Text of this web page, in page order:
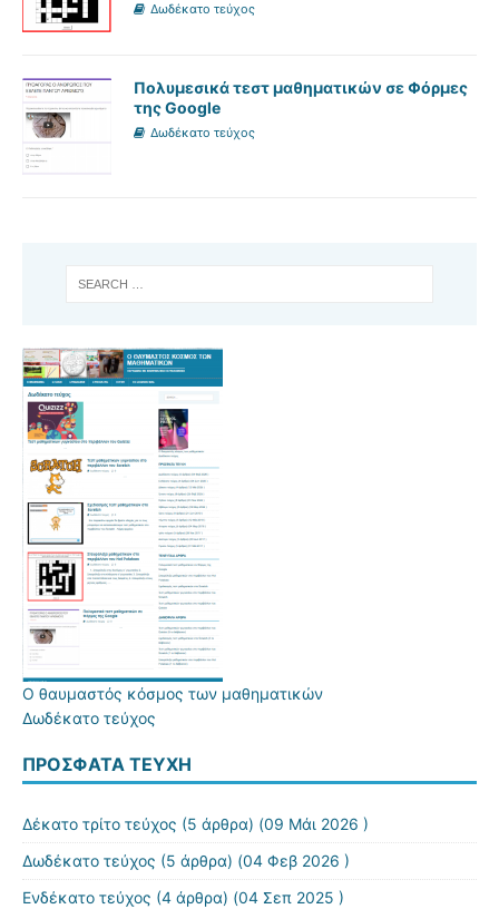
Δωδέκατο τεύχος
Πολυμεσικά τεστ μαθηματικών σε Φόρμες
της Google
Δωδέκατο τεύχος
Ο θαυμαστός κόσμος των μαθηματικών
Δωδέκατο τεύχος
ΠΡΌΣΦΑΤΑ ΤΕΎΧΗ
Δέκατο τρίτο τεύχος (5 άρθρα) (09 Μάι 2026 )
Δωδέκατο τεύχος (5 άρθρα) (04 Φεβ 2026 )
Ενδέκατο τεύχος (4 άρθρα) (04 Σεπ 2025 )